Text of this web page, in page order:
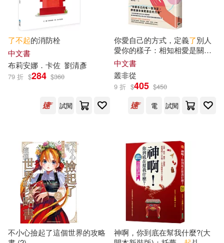
劉碩，小小太陽花(3)
崔鍾雷（主編）(3) 柯勝雨(3)
玩數獨小組(3)
（美）弗朗西斯·斯科特·基·菲茨傑
（英）F.H.CORNISH（編）(3)
（英）SILVIA TIBERIO（編）(3)
（英）皮瓊(3) (加)韋德(2)
北京聯合出版公司(7)
安徽科學技術出版社(7)
廣東新世紀出版社(7)
科學普及出版社(7)
中國致公出版社(6)
吉林美術出版社(6)
了不起的消防栓
中文書
布莉安娜．卡佐 劉清彥
79 折 $284 $360
試閱
你愛自己的方式，定義了別人
愛你的樣子：相知相愛是關係
幸福的起點，心理諮詢師帶你
脫離不健康的相處模式，找回
愛自己與愛他人的能力
中文書
叢非從
9 折 $405 $450
電
試閱
不小心撿起了這個世界的攻略
神啊，你到底在幫我什麼?(大